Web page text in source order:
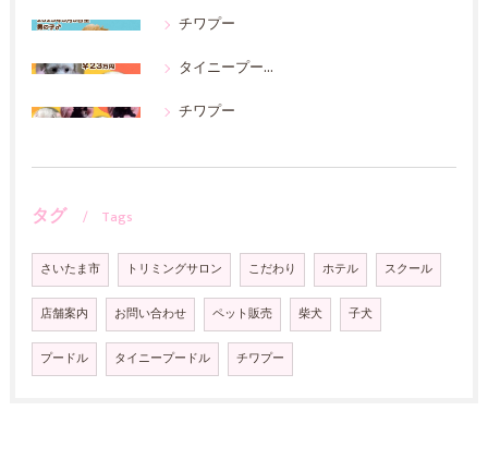
チワプー
タイニープードル
チワプー
タグ Tags
さいたま市 トリミングサロン こだわり ホテル スクール
店舗案内 お問い合わせ ペット販売 柴犬 子犬
プードル タイニープードル チワプー